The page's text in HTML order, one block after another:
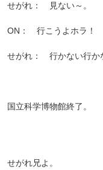
せがれ： 見ない～。
ON： 行こうよホラ！
せがれ： 行かない行か
国立科学博物館終了。
せがれ兄よ。